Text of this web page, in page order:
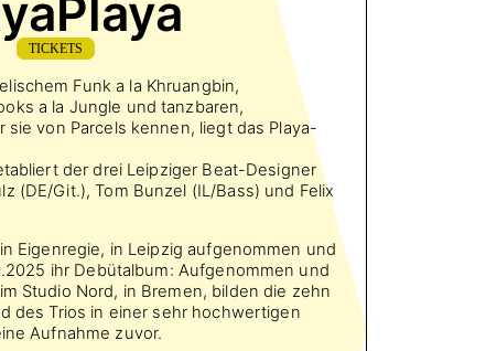
TICKETS
Funk a la Khruangbin,
a la Jungle und tanzbaren,
von Parcels kennen, liegt das Playa-
der drei Leipziger Beat-Designer
(DE/Git.), Tom Bunzel (IL/Bass) und Felix
Eigenregie, in Leipzig aufgenommen und
ihr Debütalbum: Aufgenommen und
Studio Nord, in Bremen, bilden die zehn
des Trios in einer sehr hochwertigen
Aufnahme zuvor.